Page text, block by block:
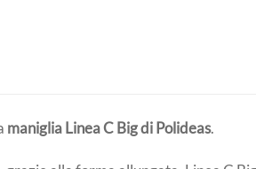
maniglia Linea C Bigdi Polideas.